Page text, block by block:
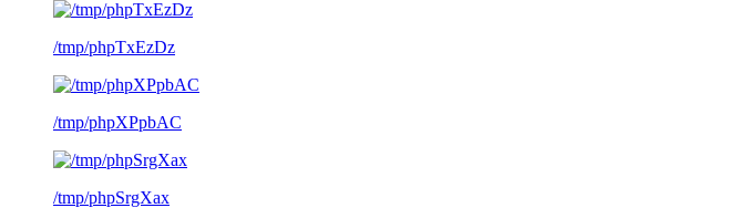
/tmp/phpTxEzDz
/tmp/phpXPpbAC
/tmp/phpSrgXax